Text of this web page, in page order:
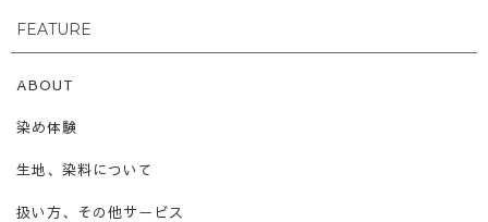
FEATURE
ABOUT
染め体験
生地、染料について
扱い方、その他サービス